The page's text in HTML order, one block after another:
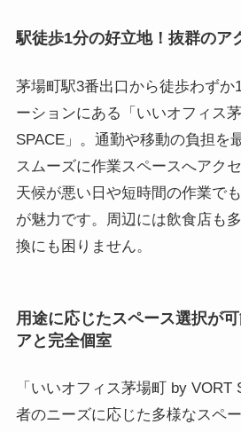
駅徒歩1分の好立地！抜群のア
茅場町駅3番出口から徒歩わずか
ーションにある「いいオフィス
SPACE」。通勤や移動の負担を
スムーズに作業スペースへアク
天候が悪い日や短時間の作業で
が魅力です。周辺には飲食店も
換にも困りません。
用途に応じたスペース選択が
アと完全個室
「いいオフィス茅場町 by VORT
者のニーズに応じた多様なスペ